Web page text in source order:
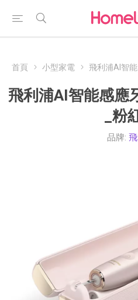
首頁 小型家電 飛利浦AI智
飛利浦AI智能感應
_粉
品牌: